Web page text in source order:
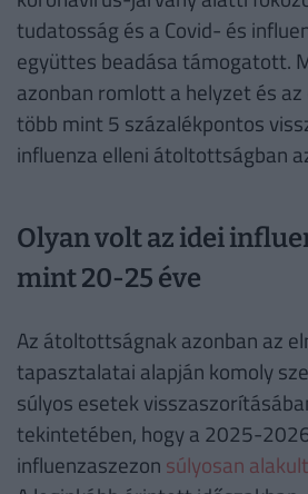
tudatosság és a Covid- és
együttes beadása támogatott.
azonban romlott a helyzet és
több mint 5 százalékpontos
influenza elleni átoltottságban
Olyan volt az idei
mint 20-25 éve
Az átoltottságnak azonban az
tapasztalatai alapján komoly
súlyos esetek
tekintetében, hogy a 2025-
influenzaszezon súlyosan